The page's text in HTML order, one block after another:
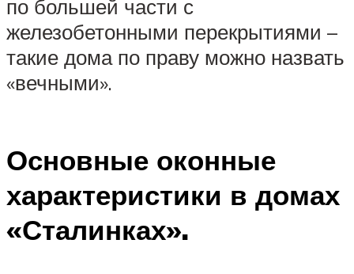
по большей части с
железобетонными перекрытиями –
такие дома по праву можно назвать
«вечными».
Основные оконные
характеристики в домах
«Сталинках».